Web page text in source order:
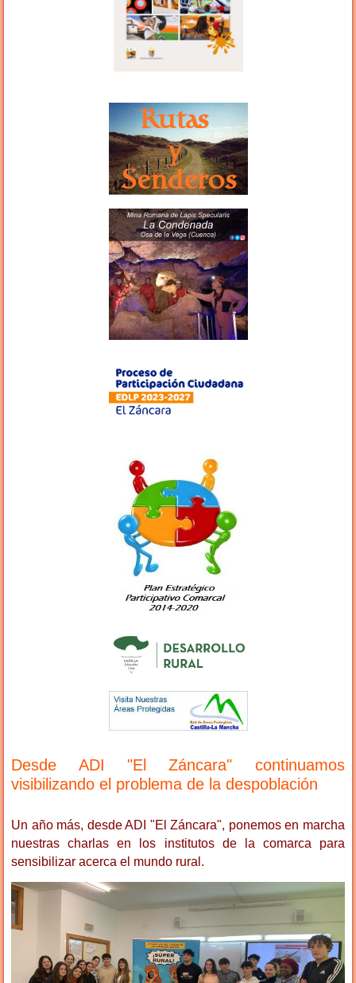
Desde ADI "El Záncara" continuamos
visibilizando el problema de la despoblación
Un año más, desde ADI "El Záncara", ponemos en marcha
nuestras charlas en los institutos de la comarca para
sensibilizar acerca el mundo rural.